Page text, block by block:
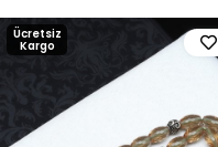
Ücretsiz
Kargo